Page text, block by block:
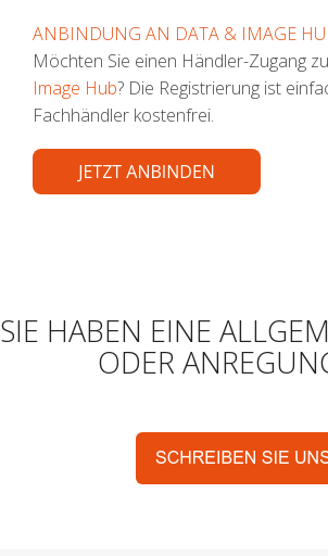
ANBINDUNG AN DATA & IMAGE
Möchten Sie einen Händler-Zugang
Image Hub? Die Registrierung ist
Fachhändler kostenfrei.
SIE HABEN EINE
ODER